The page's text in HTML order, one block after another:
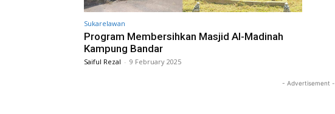
Sukarelawan
Program Membersihkan Masjid Al-Madinah
Kampung Bandar
Saiful Rezal - 9 February 2025
- Advertisement -